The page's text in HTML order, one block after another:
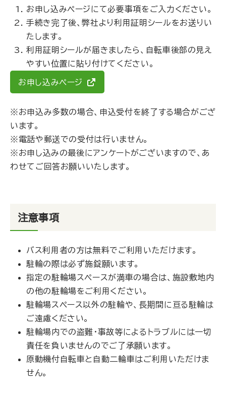
お申し込みページにて必要事項をご入力ください。
手続き完了後、弊社より利用証明シールをお送りい
たします。
利用証明シールが届きましたら、自転車後部の見え
やすい位置に貼り付けてください。
お申し込みページ
※お申込み多数の場合、申込受付を終了する場合がござ
います。
※電話や郵送での受付は行いません。
※お申し込みの最後にアンケートがございますので、あ
わせてご回答お願いいたします。
注意事項
バス利用者の方は無料でご利用いただけます。
駐輪の際は必ず施錠願います。
指定の駐輪場スペースが満車の場合は、施設敷地内
の他の駐輪場をご利用ください。
駐輪場スペース以外の駐輪や、長期間に亘る駐輪は
ご遠慮ください。
駐輪場内での盗難・事故等によるトラブルには一切
責任を負いませんのでご了承願います。
原動機付自転車と自動二輪車はご利用いただけま
せん。